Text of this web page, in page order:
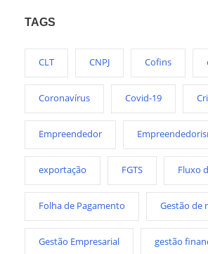
TAGS
CLT CNPJ Cofins
Coronavírus Covid-19
Empreendedor
exportação FGTS Fluxo
Folha de Pagamento Gestão de
Gestão Empresarial gestão